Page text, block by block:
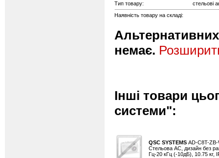
Тип товару:
стельові
Наявність товару на складі:
Альтернативних
немає.
Інші товари
системи":
QSC SYSTEMS AD-C8T-
Стельова АС, дизайн без
Гц-20 кГц (-10дБ), 10.75 кг,